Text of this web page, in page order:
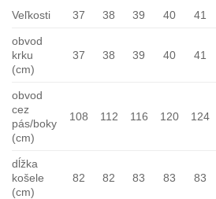
Veľkosti 37 38 39 40 41
obvod
krku
(cm)
37 38 39 40 41
obvod
cez
pás/boky
(cm)
108 112 116 120 124
dĺžka
košele
(cm)
82 82 83 83 83